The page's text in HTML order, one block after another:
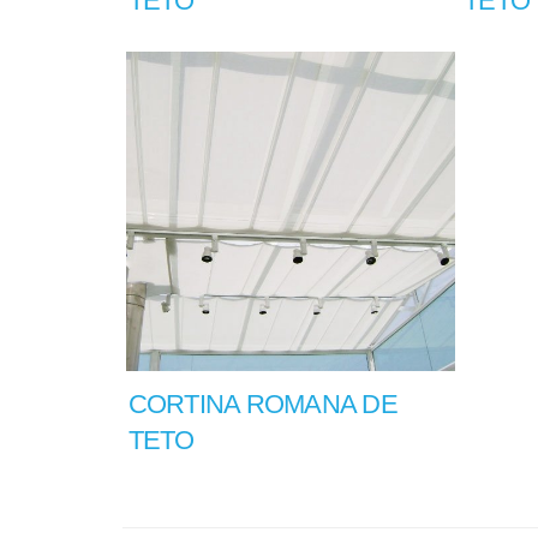
CORTINA ROMANA DE
TETO